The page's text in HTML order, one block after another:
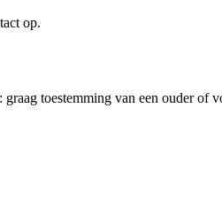
op.
toestemming van een ouder of